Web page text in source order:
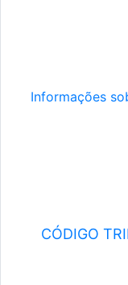
Informações
CÓDIGO